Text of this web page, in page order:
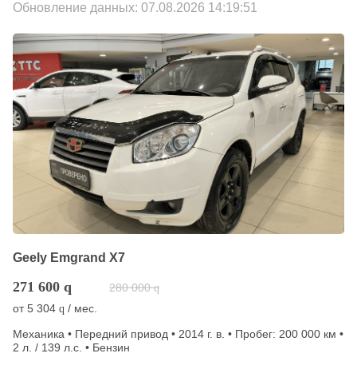
Обновление данных: 07.08.2026 14:19:51
Geely Emgrand X7
271 600 q 280 000 q
от5 304 q / мес.
Механика • Передний привод • 2014 г. в. • Пробег: 200 000 км •
2 л. / 139 л.с. • Бензин